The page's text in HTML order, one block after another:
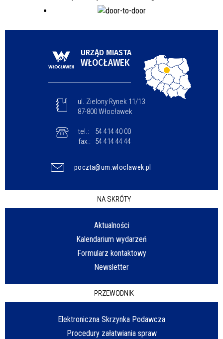
URZĄD MIASTA
WŁOCŁAWEK
ul. Zielony Rynek 11/13
87-800 Włocławek
tel.:
54 414 40 00
fax.:
54 414 44 44
poczta@um.wloclawek.pl
NA SKRÓTY
Aktualności
Kalendarium wydarzeń
Formularz kontaktowy
Newsletter
PRZEWODNIK
Elektroniczna Skrzynka Podawcza
Procedury załatwiania spraw